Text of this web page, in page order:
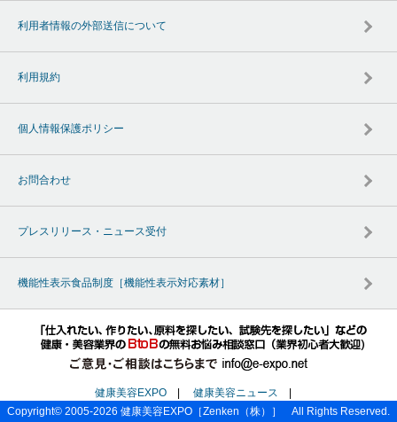
利用者情報の外部送信について
利用規約
個人情報保護ポリシー
お問合わせ
プレスリリース・ニュース受付
機能性表示食品制度［機能性表示対応素材］
健康美容EXPO | 健康美容ニュース
|
Copyright© 2005-2026 健康美容EXPO ［Zenken（株）］ All Rights Reserved.